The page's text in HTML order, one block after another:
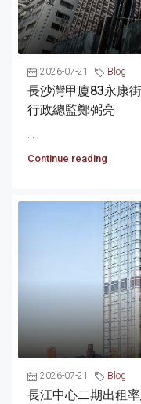
2026-07-21 Blog
長沙灣甲廈83永康
行政總監鄭弼亮
...
Continue reading
2026-07-21 Blog
長江中心二期出租